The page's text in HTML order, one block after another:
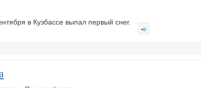
в Кузбассе выпал первый снег.